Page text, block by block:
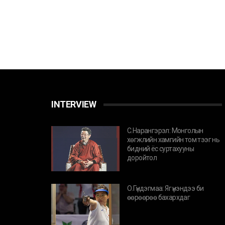
INTERVIEW
С.Нарангэрэл: Монголын
хөгжлийн хамгийн том тээг нь
бидний ёс суртахууны
доройтол
О.Гүндэгмаа: Яг үнэндээ би
өөрөөрөө бахархдаг